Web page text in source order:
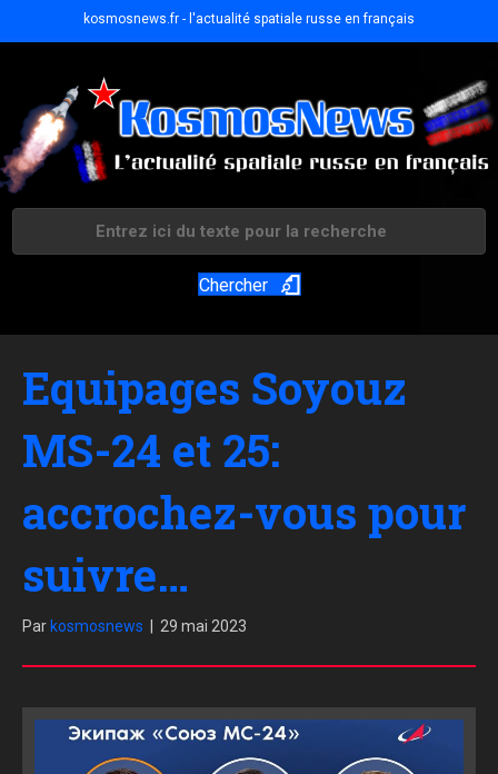
kosmosnews.fr - l'actualité spatiale russe en français
Chercher
Equipages Soyouz
MS-24 et 25:
accrochez-vous pour
suivre…
Par kosmosnews 29 mai 2023